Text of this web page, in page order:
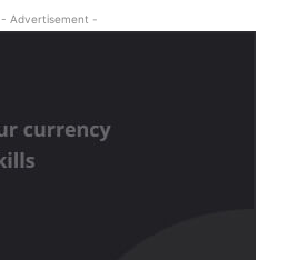
- Advertisement -